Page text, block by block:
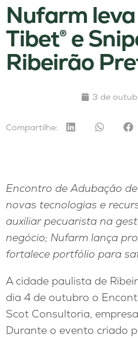
Nufarm
Tibet® e
Ribeirão
3 de
Compartilhe:
Encontro de Adubação
novas tecnologias e
auxiliar pecuarista na
negócio; Nufarm lança
fortalece portfólio para
A cidade paulista de
dia 4 de outubro o
Scot Consultoria,
Durante o evento criado